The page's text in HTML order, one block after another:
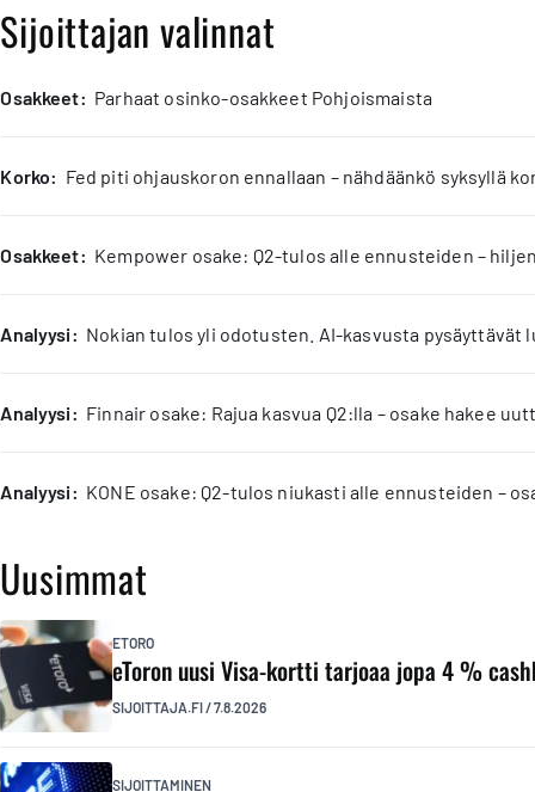
Sijoittajan valinnat
osakkeet: Parhaat osinko-osakkeet Pohjoismaista
korko: Fed piti ohjauskoron ennallaan – nähdäänkö syksyllä
osakkeet: Kempower osake: Q2-tulos alle ennusteiden –
analyysi: Nokian tulos yli odotusten. AI-kasvusta pysäyttävät
analyysi: Finnair osake: Rajua kasvua Q2:lla – osake hakee
analyysi: KONE osake: Q2-tulos niukasti alle ennusteiden –
Uusimmat
ETORO
eToron uusi Visa-kortti tarjoaa jopa 4 %
SIJOITTAJA.FI/7.8.2026
SIJOITTAMINEN